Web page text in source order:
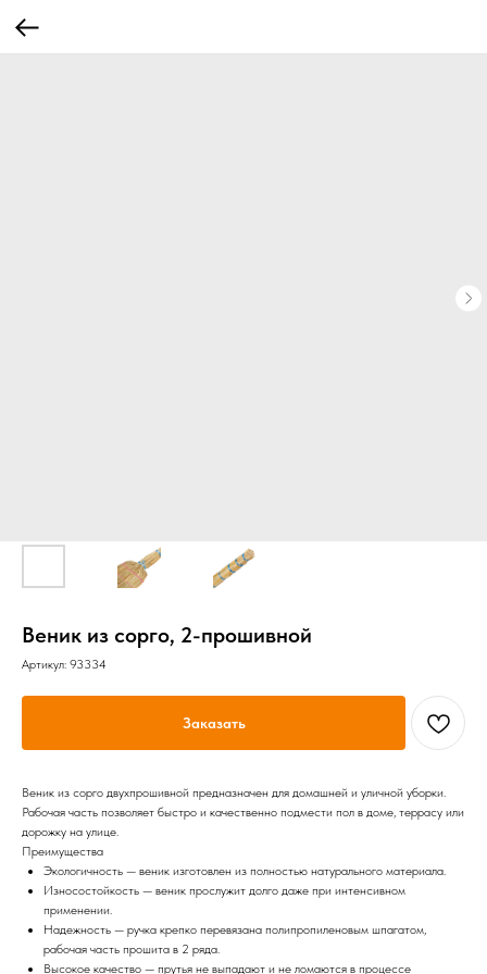
Веник из сорго, 2-прошивной
Артикул: 93334
Заказать
Веник из сорго двухпрошивной предназначен для домашней и уличной уборки.
Рабочая часть позволяет быстро и качественно подмести пол в доме, террасу или
дорожку на улице.
Преимущества
Экологичность — веник изготовлен из полностью натурального материала.
Износостойкость — веник прослужит долго даже при интенсивном
применении.
Надежность — ручка крепко перевязана полипропиленовым шпагатом,
рабочая часть прошита в 2 ряда.
Высокое качество — прутья не выпадают и не ломаются в процессе